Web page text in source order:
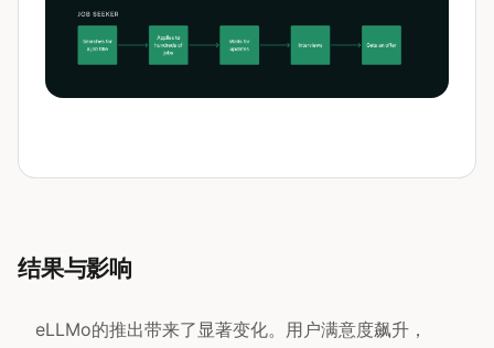
结果与影响
eLLMo的推出带来了显著变化。用户满意度飙升，